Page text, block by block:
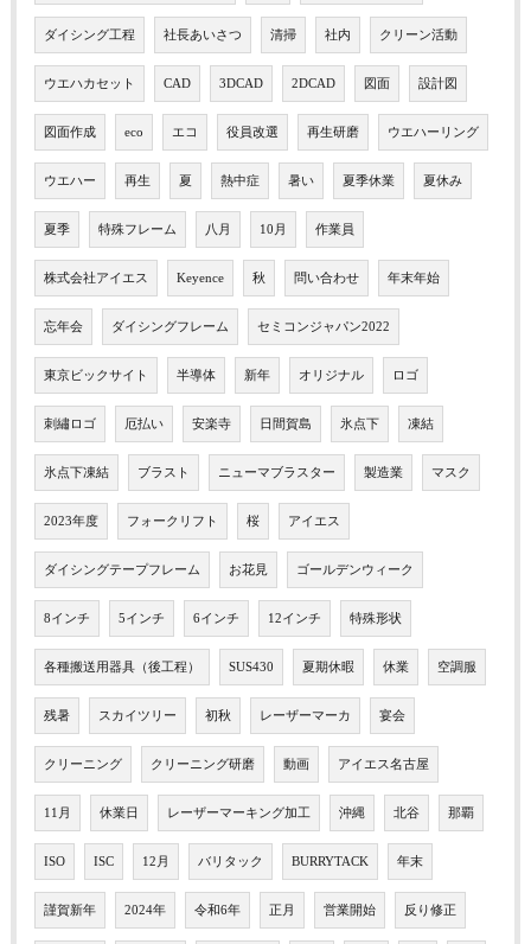
ダイシング工程 社長あいさつ 清掃 社内 クリーン活動
ウエハカセット CAD 3DCAD 2DCAD 図面 設計図
図面作成 eco エコ 役員改選 再生研磨 ウエハーリング
ウエハー 再生 夏 熱中症 暑い 夏季休業 夏休み
夏季 特殊フレーム 八月 10月 作業員
株式会社アイエス Keyence 秋 問い合わせ 年末年始
忘年会 ダイシングフレーム セミコンジャパン2022
東京ビックサイト 半導体 新年 オリジナル ロゴ
刺繡ロゴ 厄払い 安楽寺 日間賀島 氷点下 凍結
氷点下凍結 ブラスト ニューマブラスター 製造業 マスク
2023年度 フォークリフト 桜 アイエス
ダイシングテープフレーム お花見 ゴールデンウィーク
8インチ 5インチ 6インチ 12インチ 特殊形状
各種搬送用器具（後工程） SUS430 夏期休暇 休業 空調服
残暑 スカイツリー 初秋 レーザーマーカ 宴会
クリーニング クリーニング研磨 動画 アイエス名古屋
11月 休業日 レーザーマーキング加工 沖縄 北谷 那覇
ISO ISC 12月 バリタック BURRYTACK 年末
謹賀新年 2024年 令和6年 正月 営業開始 反り修正